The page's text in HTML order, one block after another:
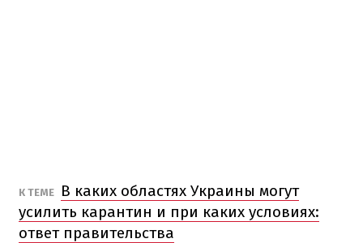
К ТЕМЕ
В каких областях Украины могут
усилить карантин и при каких условиях:
ответ правительства